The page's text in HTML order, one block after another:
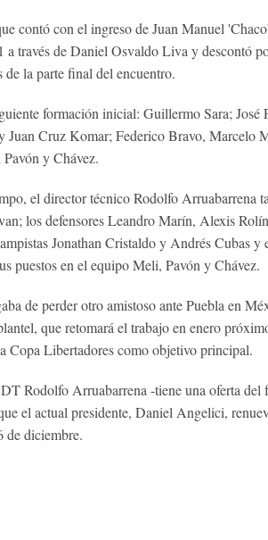
contó con el ingreso de Juan Manuel
a través de Daniel Osvaldo Liva y descontó
la parte final del encuentro.
formación inicial: Guillermo Sara;
Juan Cruz Komar; Federico Bravo, Marcelo
y Chávez.
el director técnico Rodolfo Arruabarrena
los defensores Leandro Marín, Alexis
Jonathan Cristaldo y Andrés Cubas y
puestos en el equipo Meli, Pavón y Chávez.
de perder otro amistoso ante Puebla en
que retomará el trabajo en enero
Copa Libertadores como objetivo principal.
Rodolfo Arruabarrena -tiene una oferta del
el actual presidente, Daniel Angelici,
de diciembre.